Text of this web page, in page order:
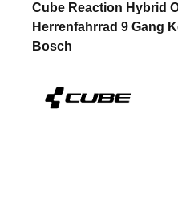
Cube Reaction Hybrid
Herrenfahrrad 9 Gang
Bosch